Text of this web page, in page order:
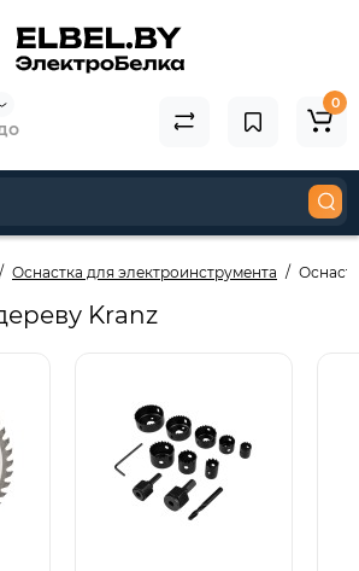
0
Оснастка для электроинструмента
Kranz